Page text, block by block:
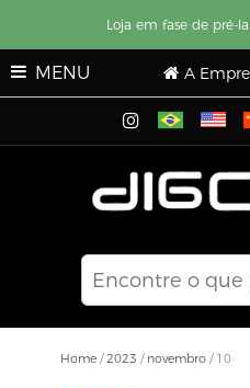
Loja em fase de pré-
MENU A
Home /2023 / novembro / 10